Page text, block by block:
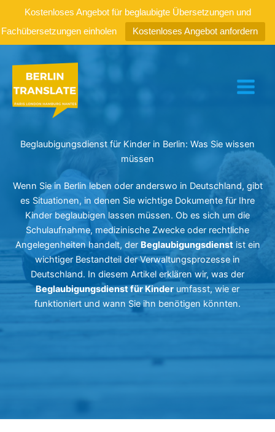
Kostenloses Angebot für beglaubigte Übersetzungen und
Fachübersetzungen einholen
Kostenloses Angebot anfordern
Inhalt
springen
Beglaubigungsdienst für Kinder in Berlin: Was Sie wissen
müssen
Wenn Sie in Berlin leben oder anderswo in Deutschland, gibt
es Situationen, in denen Sie wichtige Dokumente für Ihre
Kinder beglaubigen lassen müssen. Ob es sich um die
Schulaufnahme, medizinische Zwecke oder rechtliche
Angelegenheiten handelt, der Beglaubigungsdienstist ein
wichtiger Bestandteil der Verwaltungsprozesse in
Deutschland. In diesem Artikel erklären wir, was der
Beglaubigungsdienst für Kinder umfasst, wie er
funktioniert und wann Sie ihn benötigen könnten.